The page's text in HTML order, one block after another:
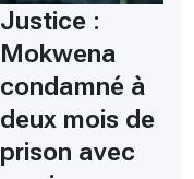
Justice :
Mokwena
condamné à
deux mois de
prison avec